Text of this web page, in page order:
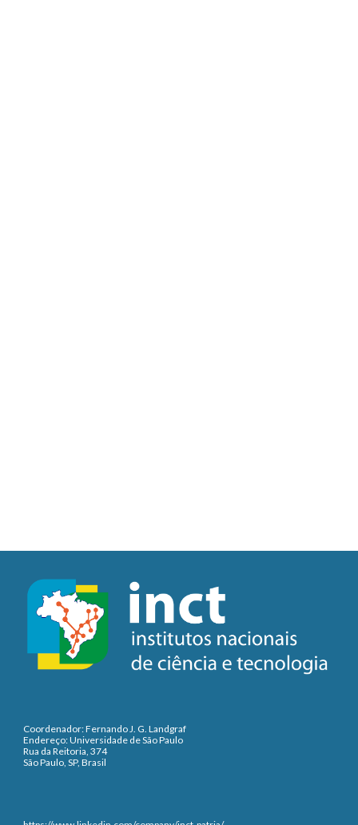
Coordenador: Fernando J. G. Landgraf
Endereço: Universidade de São Paulo
Rua da Reitoria, 374
São Paulo, SP, Brasil